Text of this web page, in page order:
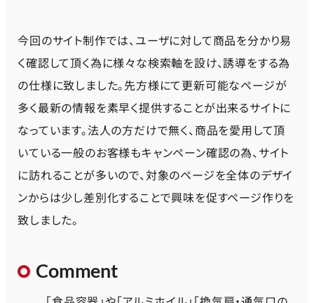
今回のサイト制作では、ユーザに対して商品を分かり易
く確認して頂く為に様々な検索軸を設け、誘導をする為
の仕様に致しました。先方様にて更新可能なページが
多く最新の情報を素早く提供することが出来るサイトに
なっています。法人の方だけで無く、商品を愛用して頂
いている一般のお客様もキャンペーン確認の為、サイト
に訪れることが多いので、対象のページを全体のデザイ
ンからは少し差別化することで興味を促すページ作りを
致しました。
Comment